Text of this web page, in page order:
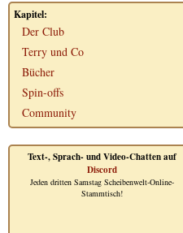
Kapitel:
Der Club
Terry und Co
Bücher
Spin-offs
Community
Text-, Sprach- und Video-Chatten auf
Discord
Jeden dritten Samstag Scheibenwelt-Online-
Stammtisch!